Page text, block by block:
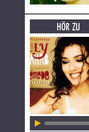
HÖR ZU